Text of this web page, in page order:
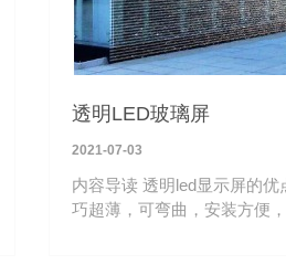
透明LED玻璃屏
2021-07-03
内容导读 透明led显示屏的优点：高通透率，轻
巧超薄，可弯曲，安装方便